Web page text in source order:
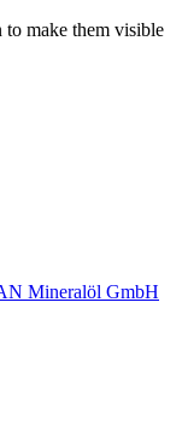
to make them visible